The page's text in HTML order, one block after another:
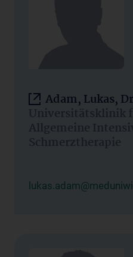
Adam, Lukas,
Universitätsklinik
Allgemeine
Schmerztherapie